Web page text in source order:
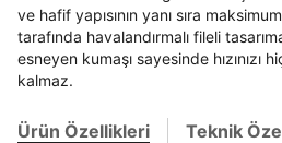
QNB
AnadoluBank World
ve hafif yapısının yanı sıra
tarafında havalandırmalı fileli
esneyen kumaşı sayesinde hızınızı
kalmaz.
Ürün Özellikleri Teknik
Aşağıdakileri okudum ve kabul
Kişisel verilerinizAydınlatma Metni
uyarınca işlenecektir. Kişisel
Perakende Satış Giyim ve
işlenmesini kabul ediyorum.
ile gelen kodu girerek telefon
GÖNDER
ile gelen kodu girerek telefon
GÖNDER